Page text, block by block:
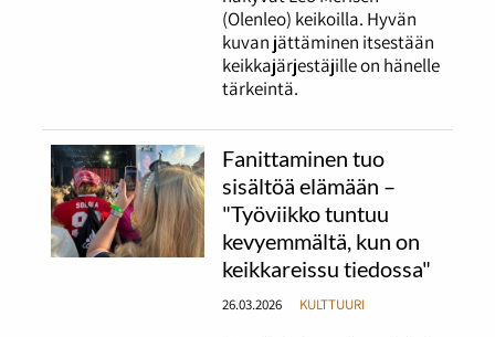
(Olenleo) keikoilla. Hyvän
kuvan jättäminen itsestään
keikkajärjestäjille on hänelle
tärkeintä.
Fanittaminen tuo
sisältöä elämään –
"Työviikko tuntuu
kevyemmältä, kun on
keikkareissu tiedossa"
26.03.2026 KULTTUURI